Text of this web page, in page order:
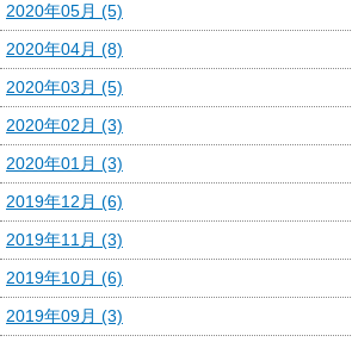
2020年05月 (5)
2020年04月 (8)
2020年03月 (5)
2020年02月 (3)
2020年01月 (3)
2019年12月 (6)
2019年11月 (3)
2019年10月 (6)
2019年09月 (3)